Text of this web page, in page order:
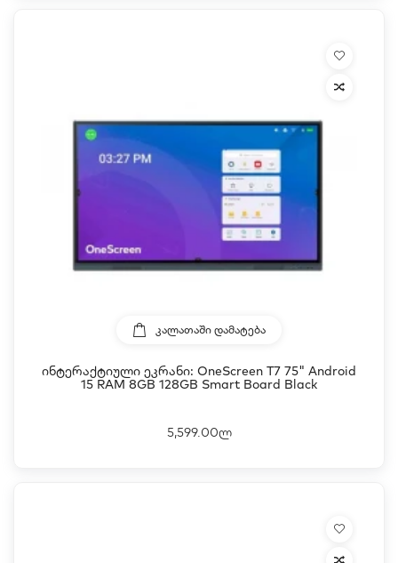
ᲙᲐᲚᲐᲗᲐᲨᲘ ᲓᲐᲛᲐᲢᲔᲑᲐ
Ინტერაქტიული Ეკრანი: OneScreen T7 75" Android
15 RAM 8GB 128GB Smart Board Black
5,599.00ლ